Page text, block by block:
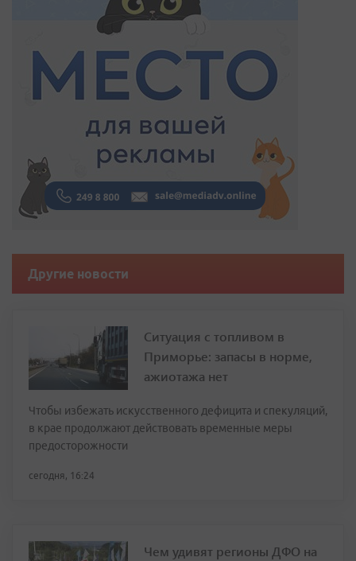
Другие новости
Ситуация с топливом в
Приморье: запасы в норме,
ажиотажа нет
Чтобы избежать искусственного дефицита и спекуляций,
в крае продолжают действовать временные меры
предосторожности
сегодня, 16:24
Чем удивят регионы ДФО на